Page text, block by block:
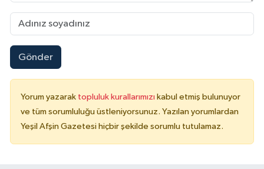
Gönder
Yorum yazarak topluluk kurallarımızı kabul etmiş bulunuyor
ve tüm sorumluluğu üstleniyorsunuz. Yazılan yorumlardan
Yeşil Afşin Gazetesi hiçbir şekilde sorumlu tutulamaz.